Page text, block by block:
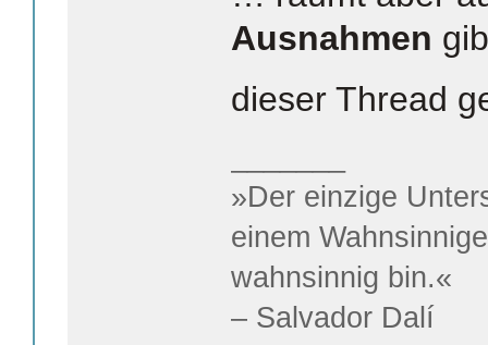
Ausnahmen
dieser Thread
»Der einzige
einem
wahnsinnig bin.«
– Salvador Dalí